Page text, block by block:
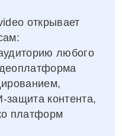
открывает
любого
контента,
платформ